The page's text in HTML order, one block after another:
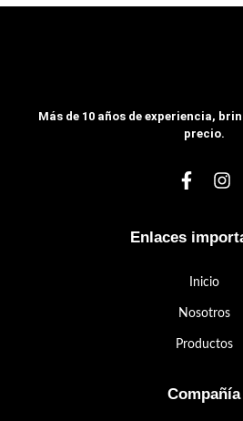
Más de 10 años de experiencia,
precio.
Enlaces
Inicio
Nosotros
Productos
Compañía